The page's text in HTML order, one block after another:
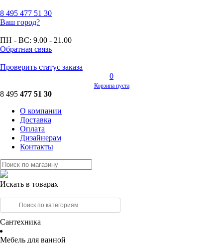
8 495 477 51 30
Ваш город?
ПН - ВС: 9.00 - 21.00
Обратная связь
Проверить статус заказа
0
Корзина пуста
8 495 477 51 30
О компании
Доставка
Оплата
Дизайнерам
Контакты
Искать в товарах
Сантехника
Мебель для ванной